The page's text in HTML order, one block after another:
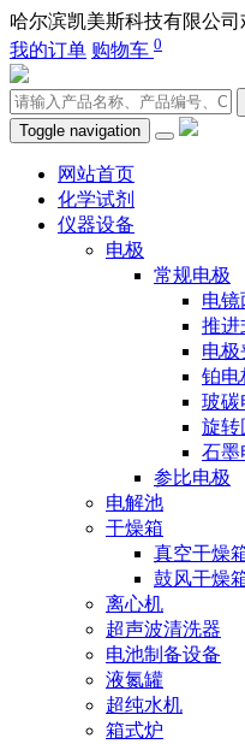
哈尔滨凯美斯科技有限公司
我的订单 购物车 0
Toggle navigation
网站首页
化学试剂
仪器设备
电极
常规电极
电镜
推进
电极
铂电
玻碳
旋转
石墨
参比电极
电解池
干燥箱
真空干燥
鼓风干燥
离心机
超声波清洗器
电池制备设备
液氮罐
超纯水机
箱式炉